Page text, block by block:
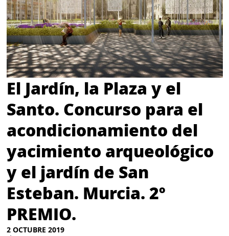
El Jardín, la Plaza y el
Santo. Concurso para el
acondicionamiento del
yacimiento arqueológico
y el jardín de San
Esteban. Murcia. 2º
PREMIO.
2 OCTUBRE 2019